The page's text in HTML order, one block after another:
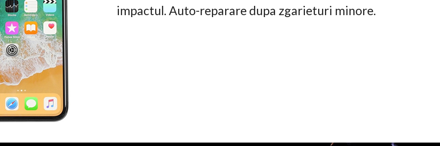
impactul. Auto-reparare dupa zgarieturi minore.